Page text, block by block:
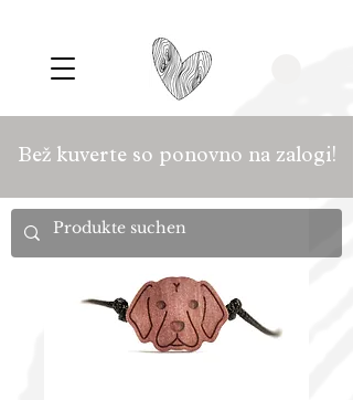
Bež kuverte so ponovno na zalogi!